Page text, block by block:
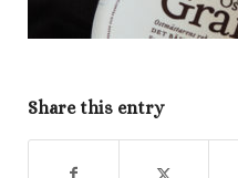
Share this entry